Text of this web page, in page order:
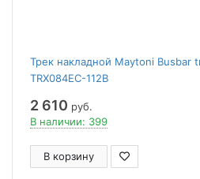
Трек накладной Maytoni Busbar
TRX084EC-112B
2 610 руб.
В наличии: 399
В корзину